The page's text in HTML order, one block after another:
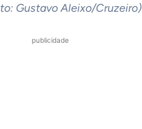
Gustavo Aleixo/Cruzeiro)
publicidade